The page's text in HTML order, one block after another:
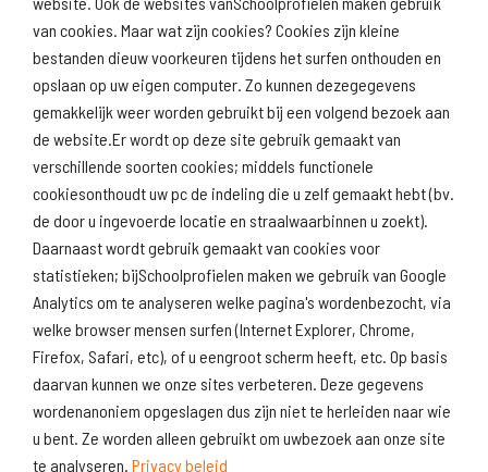
van cookies. Maar wat zijn cookies? Cookies zijn kleine
bestanden dieuw voorkeuren tijdens het surfen onthouden en
opslaan op uw eigen computer. Zo kunnen dezegegevens
gemakkelijk weer worden gebruikt bij een volgend bezoek aan
de website.Er wordt op deze site gebruik gemaakt van
verschillende soorten cookies; middels functionele
cookiesonthoudt uw pc de indeling die u zelf gemaakt hebt (bv.
de door u ingevoerde locatie en straalwaarbinnen u zoekt).
Daarnaast wordt gebruik gemaakt van cookies voor
statistieken; bijSchoolprofielen maken we gebruik van Google
Analytics om te analyseren welke pagina's wordenbezocht, via
welke browser mensen surfen (Internet Explorer, Chrome,
Firefox, Safari, etc), of u eengroot scherm heeft, etc. Op basis
daarvan kunnen we onze sites verbeteren. Deze gegevens
wordenanoniem opgeslagen dus zijn niet te herleiden naar wie
u bent. Ze worden alleen gebruikt om uwbezoek aan onze site
te analyseren. Privacy beleid
Download
schoolprofiel
Naar
schoolresultaten
Naar scholenopdekaart.nl